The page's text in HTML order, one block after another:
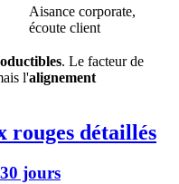
Aisance corporate,
écoute client
. Le facteur de
l'alignement
rouges détaillés
jours